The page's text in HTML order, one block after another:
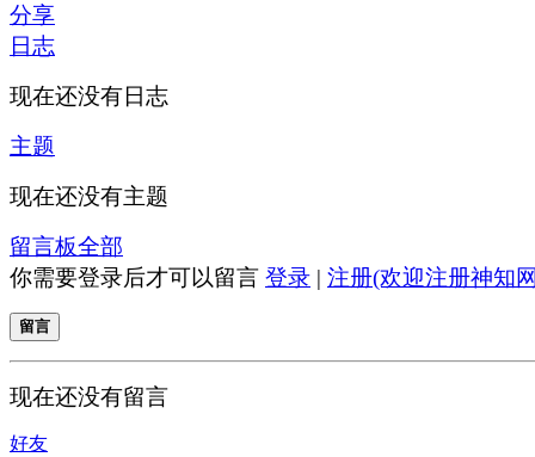
分享
日志
现在还没有日志
主题
现在还没有主题
留言板全部
你需要登录后才可以留言 登录 | 注册(欢迎注册神知
留言
现在还没有留言
好友